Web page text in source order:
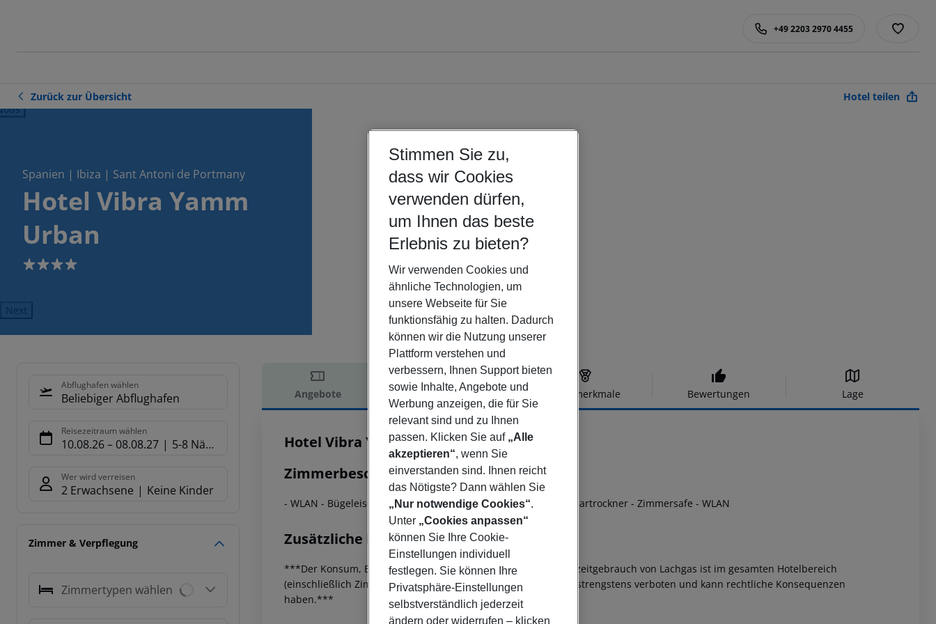
+49 2203 2970 4455
Zurück zur Übersicht Hotel teilen
Spanien | Ibiza | Sant Antoni de Portmany
Hotel Vibra Yamm
Urban
4
Next
Abflughafen wählen
Beliebiger Abflughafen
Reisezeitraum wählen
10.08.26– 08.08.27 5-8 Nächte
Wer wird verreisen
2 Erwachsene Keine Kinder
Zimmer & Verpflegung
Zimmertypen wählen
Angebote Hotelbeschreibung Hotelmerkmale Bewertungen Lage
Hotelbeschreibung
Hotel Vibra Yamm Urban
4
Zimmerbeschreibung
- WLAN - Bügeleisen - Minibar- Balkon- Handtuchwechsel - Haartrockner - Zimmersafe - WLAN
Zusätzliche Informationen
***Der Konsum, Besitz oder Handel mit Drogen sowie der Freizeitgebrauch von Lachgas ist im gesamten Hotelbereich
(einschließlich Zimmer, Terrassen und Gemeinschaftsflächen) strengstens verboten und kann rechtliche Konsequenzen
haben.***
Stimmen Sie zu,
dass wir Cookies
verwenden dürfen,
um Ihnen das beste
Erlebnis zu bieten?
Wir verwenden Cookies und
ähnliche Technologien, um
unsere Webseite für Sie
funktionsfähig zu halten. Dadurch
können wir die Nutzung unserer
Plattform verstehen und
verbessern, Ihnen Support bieten
sowie Inhalte, Angebote und
Werbung anzeigen, die für Sie
relevant sind und zu Ihnen
passen. Klicken Sie auf „Alle
akzeptieren“, wenn Sie
einverstanden sind. Ihnen reicht
das Nötigste? Dann wählen Sie
„Nur notwendige Cookies“.
Unter „Cookies anpassen“
können Sie Ihre Cookie-
Einstellungen individuell
festlegen. Sie können Ihre
Privatsphäre-Einstellungen
selbstverständlich jederzeit
ändern oder widerrufen – klicken